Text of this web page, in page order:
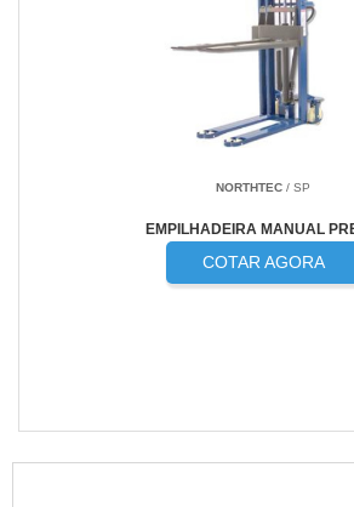
NORTHTEC / SP
EMPILHADEIRA MANUAL
COTAR AGORA